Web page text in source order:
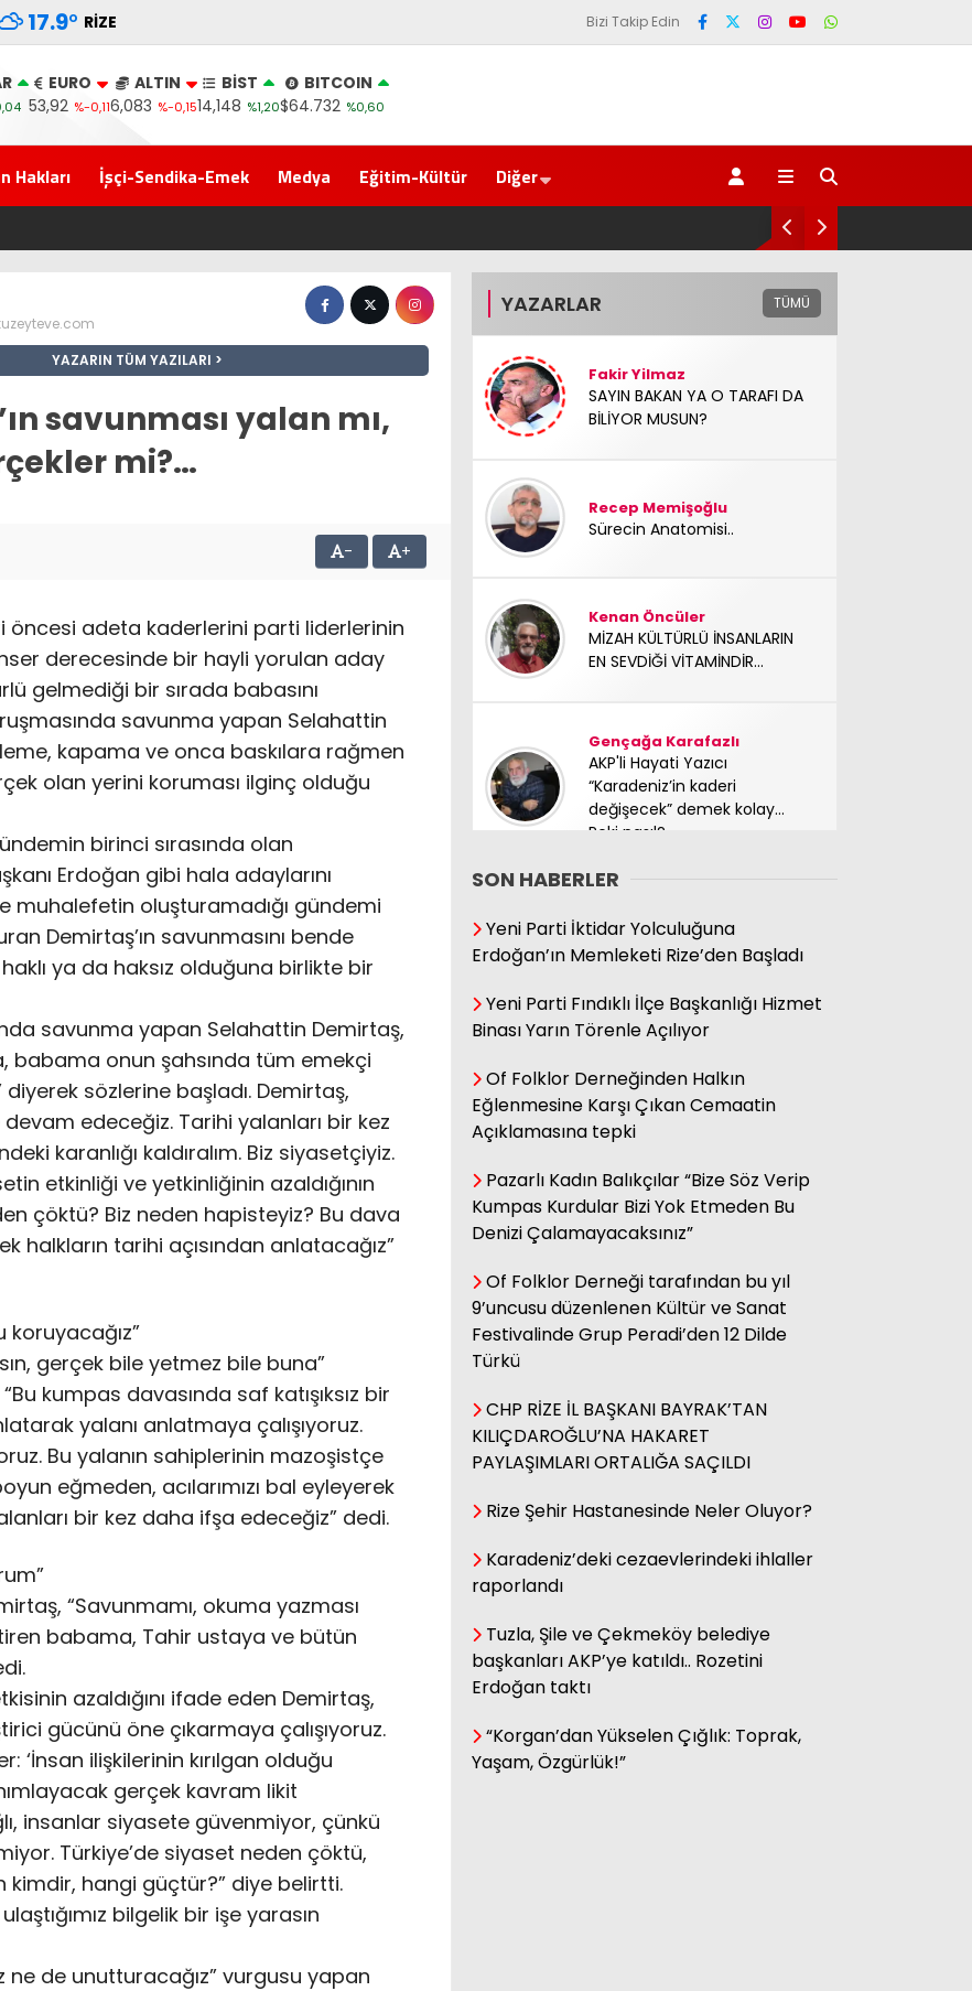
17.9° RIZE Bizi Takip Edin
EURO
53,92 %-0,11
ALTIN
6,083 %-0,15
BİST
14,148 %1,20
BITCOIN
$64.732 %0,60
Hakları İşçi-Sendika-Emek Medya Eğitim-Kültür Diğer
YAZARIN TÜM YAZILARI
savunması yalan mı,
mi?…
- +
öncesi adeta kaderlerini parti liderlerinin
derecesinde bir hayli yorulan aday
gelmediği bir sırada babasını
savunma yapan Selahattin
kapama ve onca baskılara rağmen
olan yerini koruması ilginç olduğu
birinci sırasında olan
Erdoğan gibi hala adaylarını
muhalefetin oluşturamadığı gündemi
Demirtaş’ın savunmasını bende
ya da haksız olduğuna birlikte bir
savunma yapan Selahattin Demirtaş,
babama onun şahsında tüm emekçi
sözlerine başladı. Demirtaş,
edeceğiz. Tarihi yalanları bir kez
karanlığı kaldıralım. Biz siyasetçiyiz.
etkinliği ve yetkinliğinin azaldığının
çöktü? Biz neden hapisteyiz? Bu dava
halkların tarihi açısından anlatacağız”
koruyacağız”
gerçek bile yetmez bile buna”
kumpas davasında saf katışıksız bir
yalanı anlatmaya çalışıyoruz.
Bu yalanın sahiplerinin mazoşistçe
eğmeden, acılarımızı bal eyleyerek
bir kez daha ifşa edeceğiz” dedi.
“Savunmamı, okuma yazması
babama, Tahir ustaya ve bütün
azaldığını ifade eden Demirtaş,
gücünü öne çıkarmaya çalışıyoruz.
‘İnsan ilişkilerinin kırılgan olduğu
gerçek kavram likit
insanlar siyasete güvenmiyor, çünkü
Türkiye’de siyaset neden çöktü,
hangi güçtür?” diye belirtti.
bilgelik bir işe yarasın
ne de unutturacağız” vurgusu yapan
YAZARLAR TÜMÜ
Fakir Yilmaz
SAYIN BAKAN YA O TARAFI DA
BİLİYOR MUSUN?
Recep Memişoğlu
Sürecin Anatomisi..
Kenan Öncüler
MİZAH KÜLTÜRLÜ İNSANLARIN
EN SEVDİĞİ VİTAMİNDİR...
Gençağa Karafazlı
AKP'li Hayati Yazıcı
“Karadeniz’in kaderi
değişecek” demek kolay…
Peki nasıl?
Mücadele arkadaşımız
yoldaşımız TC Sinan Kutay
sağ olsun.
Adnan Onay
CHP RİZE MİTİNGİ: SAHİBİNİN
SESİ
Ali Kasap
.İllada Barış...
Kamil Kopuz
Din, Siyaset ve Toplum
Hasan Azakli
YENİ EĞİTİM ÖĞRETİM YILI
BAŞLARKEN.....
Elektrikte Taksite Bağlanmış
Fatma Genc
YILAN HİKÂYESİNE DÖNEN ÇAY
SON HABERLER
Yeni Parti İktidar Yolculuğuna
Erdoğan’ın Memleketi Rize’den Başladı
Yeni Parti Fındıklı İlçe Başkanlığı Hizmet
Binası Yarın Törenle Açılıyor
Of Folklor Derneğinden Halkın
Eğlenmesine Karşı Çıkan Cemaatin
Açıklamasına tepki
Pazarlı Kadın Balıkçılar “Bize Söz Verip
Kumpas Kurdular Bizi Yok Etmeden Bu
Denizi Çalamayacaksınız”
Of Folklor Derneği tarafından bu yıl
9’uncusu düzenlenen Kültür ve Sanat
Festivalinde Grup Peradi’den 12 Dilde
Türkü
CHP RİZE İL BAŞKANI BAYRAK’TAN
KILIÇDAROĞLU’NA HAKARET
PAYLAŞIMLARI ORTALIĞA SAÇILDI
Rize Şehir Hastanesinde Neler Oluyor?
Karadeniz’deki cezaevlerindeki ihlaller
raporlandı
Tuzla, Şile ve Çekmeköy belediye
başkanları AKP’ye katıldı.. Rozetini
Erdoğan taktı
“Korgan’dan Yükselen Çığlık: Toprak,
Yaşam, Özgürlük!”